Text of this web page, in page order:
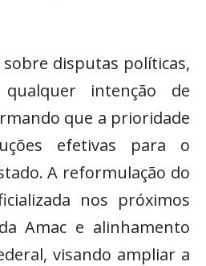
disputas políticas,
intenção de
que a prioridade
efetivas para o
A reformulação do
nos próximos
Amac e alinhamento
visando ampliar a